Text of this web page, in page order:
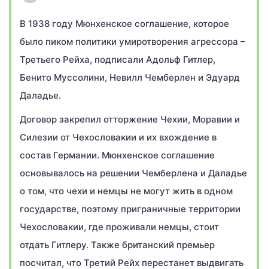
В 1938 году Мюнхенское соглашение, которое
было пиком политики умиротворения агрессора –
Третьего Рейха, подписали Адольф Гитлер,
Бенито Муссолини, Невилл Чемберлен и Эдуард
Даладье.
Договор закрепил отторжение Чехии, Моравии и
Силезии от Чехословакии и их вхождение в
состав Германии. Мюнхенское соглашение
основывалось на решении Чемберлена и Даладье
о том, что чехи и немцы не могут жить в одном
государстве, поэтому приграничные территории
Чехословакии, где проживали немцы, стоит
отдать Гитлеру. Также британский премьер
посчитал, что Третий Рейх перестанет выдвигать